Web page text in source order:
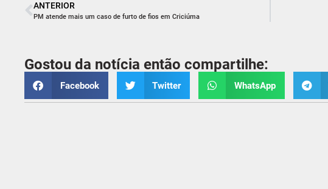
ANTERIOR
PM atende mais um caso de furto de fios em Criciúma
Gostou da notícia então compartilhe:
Facebook Twitter WhatsApp